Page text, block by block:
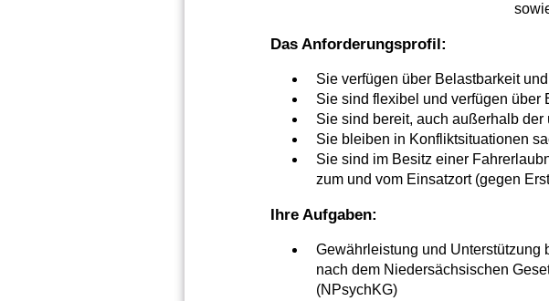
Das Anforderungsprofil:
Sie verfügen über Belastbarkeit
Sie sind flexibel und verfügen über
Sie sind bereit, auch außerhalb
Sie bleiben in Konfliktsituationen
Sie sind im Besitz einer
zum und vom Einsatzort (gegen
Ihre Aufgaben:
Gewährleistung und
nach dem Niedersächsischen
(NPsychKG)